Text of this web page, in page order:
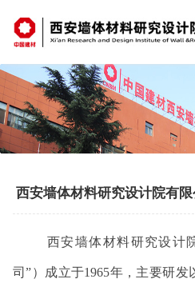
西安墙体材料研究设计院有
西安墙体材料研究设计
司”）成立于1965年，主要研发